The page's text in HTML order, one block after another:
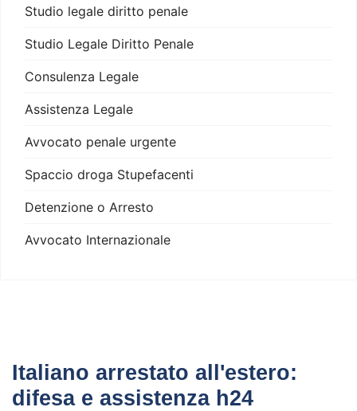
Studio legale diritto penale
Studio Legale Diritto Penale
Consulenza Legale
Assistenza Legale
Avvocato penale urgente
Spaccio droga Stupefacenti
Detenzione o Arresto
Avvocato Internazionale
Italiano arrestato all'estero:
difesa e assistenza h24